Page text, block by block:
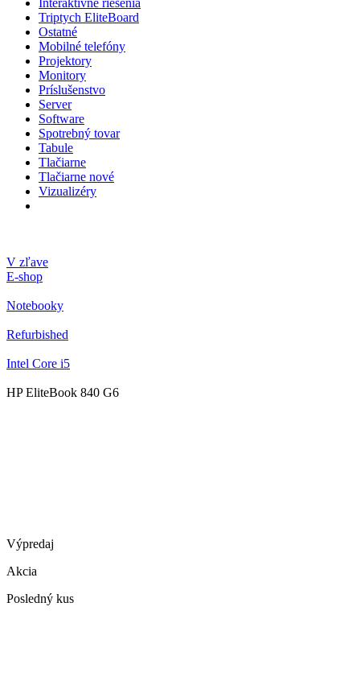
Interaktívne riešenia
Triptych EliteBoard
Ostatné
Mobilné telefóny
Projektory
Monitory
Príslušenstvo
Server
Software
Spotrebný tovar
Tabule
Tlačiarne
Tlačiarne nové
Vizualizéry
V zľave
E-shop
Notebooky
Refurbished
Intel Core i5
HP EliteBook 840 G6
Výpredaj
Akcia
Posledný kus